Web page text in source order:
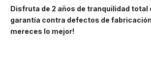
Disfruta de 2 años de tranquilidad total
garantía contra defectos de
mereces lo mejor!